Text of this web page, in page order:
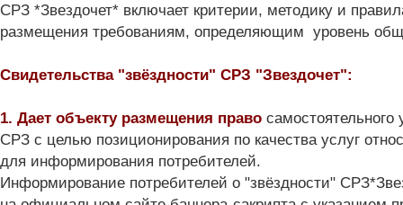
СРЗ *Звездочет* включает критерии, методику и
размещения требованиям, определяющим уровень
Свидетельства "звёздности" СРЗ "Звездочет":
1. Дает объекту размещения право
СРЗ с целью позиционирования по качества услуг
для информирования потребителей.
Информирование потребителей о "звёздности"